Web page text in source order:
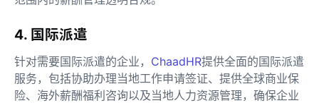
4. 国际派遣
针对需要国际派遣的企业， ChaadHR提供全面的国际派遣
服务，包括协助办理当地工作申请签证、提供全球商业保
险、海外薪酬福利咨询以及当地人力资源管理，确保企业